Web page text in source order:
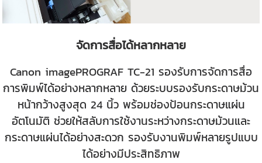
จัดการสื่อได้หลากหลาย
Canon imagePROGRAF TC-21 รองรับการจัดการสื่อ
การพิมพ์ได้อย่างหลากหลาย ด้วยระบบรองรับกระดาษม้วน
หน้ากว้างสูงสุด 24 นิ้ว พร้อมช่องป้อนกระดาษแผ่น
อัตโนมัติ ช่วยให้สลับการใช้งานระหว่างกระดาษม้วนและ
กระดาษแผ่นได้อย่างสะดวก รองรับงานพิมพ์หลายรูปแบบ
ได้อย่างมีประสิทธิภาพ